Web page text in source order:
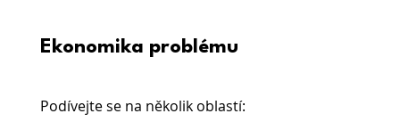
Ekonomika problému
Podívejte se na několik oblastí: